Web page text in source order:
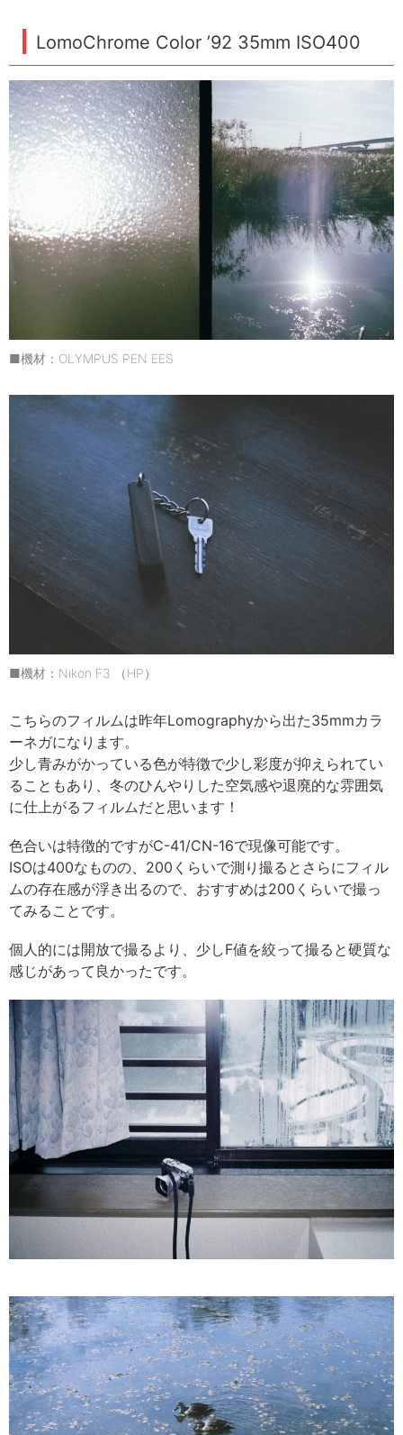
LomoChrome Color ’92 35mm ISO400
■機材：OLYMPUS PEN EES
■機材：Nikon F3 （HP）
こちらのフィルムは昨年Lomographyから出た35mmカラ
ーネガになります。
少し青みがかっている色が特徴で少し彩度が抑えられてい
ることもあり、冬のひんやりした空気感や退廃的な雰囲気
に仕上がるフィルムだと思います！
色合いは特徴的ですがC-41/CN-16で現像可能です。
ISOは400なものの、200くらいで測り撮るとさらにフィル
ムの存在感が浮き出るので、おすすめは200くらいで撮っ
てみることです。
個人的には開放で撮るより、少しF値を絞って撮ると硬質な
感じがあって良かったです。